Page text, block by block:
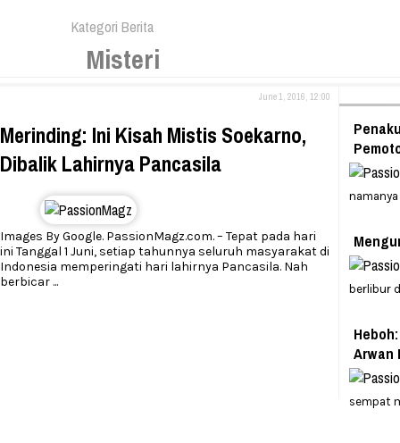
Kategori Berita
Misteri
June 1, 2016, 12:00
Merinding: Ini Kisah Mistis Soekarno,
Dibalik Lahirnya Pancasila
Images By Google. PassionMagz.com. – Tepat pada hari
ini Tanggal 1 Juni, setiap tahunnya seluruh masyarakat di
Indonesia memperingati hari lahirnya Pancasila. Nah
berbicar ... berlibur d
Arwan
sempat